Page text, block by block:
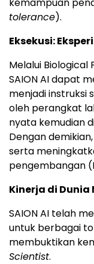
tolerance).
Eksekusi:
Melalui Biological
SAION AI dapat
menjadi instruksi
oleh perangkat
nyata kemudian
Dengan
serta
pengembangan
Kinerja di Dunia
SAION AI telah
untuk berbagai
membuktikan
Scientist.